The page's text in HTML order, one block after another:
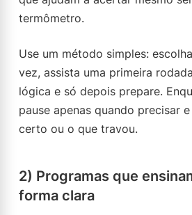
termômetro.
Use um método simples:
vez, assista uma primeira
lógica e só depois prepare.
pause apenas quando precisar
certo ou o que travou.
2) Programas que
forma clara